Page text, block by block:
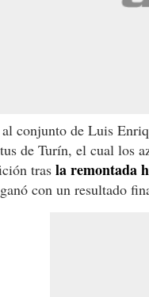
conjunto de Luis
de Turín, el cual los
tras la remontada
con un resultado